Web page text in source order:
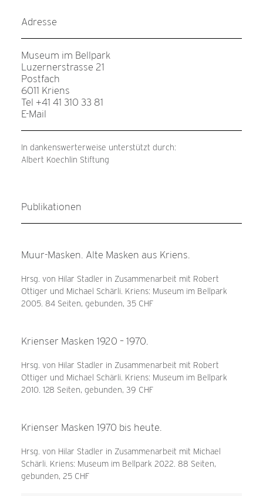
Adresse
Museum im Bellpark
Luzernerstrasse 21
Postfach
6011 Kriens
Tel +41 41 310 33 81
E-Mail
In dankenswerterweise unterstützt durch:
Albert Koechlin Stiftung
Publikationen
Muur-Masken. Alte Masken aus Kriens.
Hrsg. von Hilar Stadler in Zusammenarbeit mit Robert
Ottiger und Michael Schärli. Kriens: Museum im Bellpark
2005. 84 Seiten, gebunden, 35 CHF
Krienser Masken 1920 – 1970.
Hrsg. von Hilar Stadler in Zusammenarbeit mit Robert
Ottiger und Michael Schärli. Kriens: Museum im Bellpark
2010. 128 Seiten, gebunden, 39 CHF
Krienser Masken 1970 bis heute.
Hrsg. von Hilar Stadler in Zusammenarbeit mit Michael
Schärli. Kriens: Museum im Bellpark 2022. 88 Seiten,
gebunden, 25 CHF